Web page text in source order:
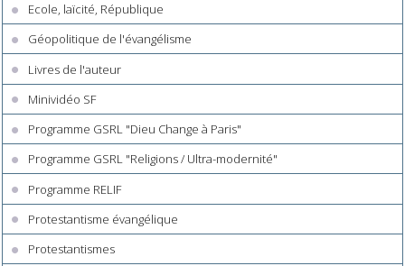
Ecole, laïcité, République
Géopolitique de l'évangélisme
Livres de l'auteur
Minividéo SF
Programme GSRL "Dieu Change à Paris"
Programme GSRL "Religions / Ultra-modernité"
Programme RELIF
Protestantisme évangélique
Protestantismes